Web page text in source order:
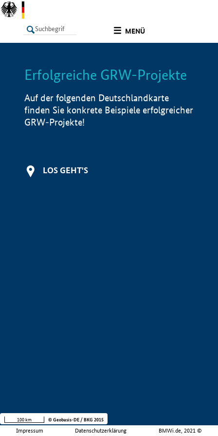
MENÜ
LISTE Info
Erfolgreiche GRW-Projekte
Auf der folgenden Deutschlandkarte
finden Sie konkrete Beispiele erfolgreicher
GRW-Projekte!
LOS GEHT'S
Impressum Datenschutzerklärung BMWi.de, 2021 ©
100 km © Geobasis-DE / BKG 2015